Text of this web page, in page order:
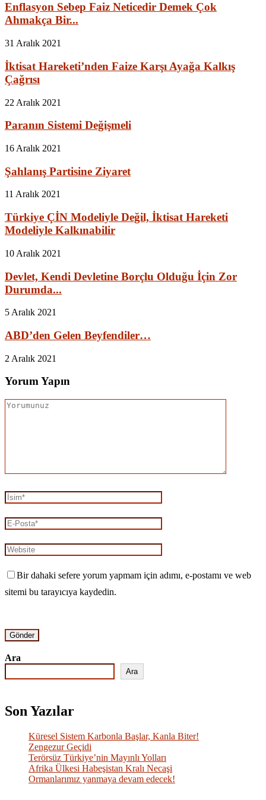
Enflasyon Sebep Faiz Neticedir Demek Çok
Ahmakça Bir...
31 Aralık 2021
İktisat Hareketi’nden Faize Karşı Ayağa Kalkış
Çağrısı
22 Aralık 2021
Paranın Sistemi Değişmeli
16 Aralık 2021
Şahlanış Partisine Ziyaret
11 Aralık 2021
Türkiye ÇİN Modeliyle Değil, İktisat Hareketi
Modeliyle Kalkınabilir
10 Aralık 2021
Devlet, Kendi Devletine Borçlu Olduğu İçin Zor
Durumda...
5 Aralık 2021
ABD’den Gelen Beyfendiler…
2 Aralık 2021
Yorum Yapın
Bir dahaki sefere yorum yapmam için adımı, e-postamı ve web
sitemi bu tarayıcıya kaydedin.
Ara
Ara
Son Yazılar
Küresel Sistem Karbonla Başlar, Kanla Biter!
Zengezur Geçidi
Terörsüz Türkiye’nin Mayınlı Yolları
Afrika Ülkesi Habeşistan Kralı Necaşi
Ormanlarımız yanmaya devam edecek!